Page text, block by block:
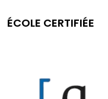
ÉCOLE CERTIFIÉE